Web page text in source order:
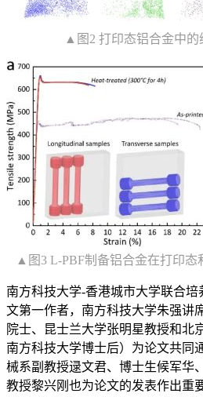
▲图2 打印态铝合金中的
▲图3 L-PBF制备铝合金在打印态
南方科技大学-香港城市大学联合培
文第一作者，南方科技大学朱强讲
院士、昆士兰大学张明星教授和北
南方科技大学博士后）为论文共同
械系副教授逯文君、博士生候军华
教授黎兴刚也为论文的发表作出重